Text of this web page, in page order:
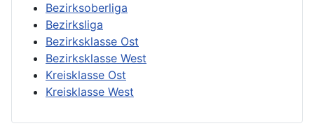
Bezirksoberliga
Bezirksliga
Bezirksklasse Ost
Bezirksklasse West
Kreisklasse Ost
Kreisklasse West